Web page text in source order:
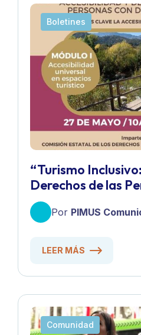
Boletines
“Turismo
Derechos de las
Discapacidad”
Por PIMUS
LEER MÁS
Comunidad